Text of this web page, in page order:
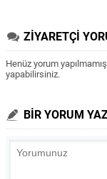
ZİYARETÇİ
Henüz yorum
yapabilirsiniz.
BİR YORUM